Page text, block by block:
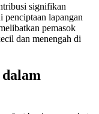
signifikan
penciptaan lapangan
pemasok
dan menengah di